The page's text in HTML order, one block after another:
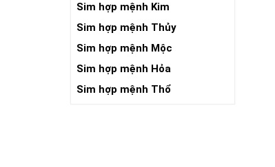
Sim hợp mệnh Kim
Sim hợp mệnh Thủy
Sim hợp mệnh Mộc
Sim hợp mệnh Hỏa
Sim hợp mệnh Thổ